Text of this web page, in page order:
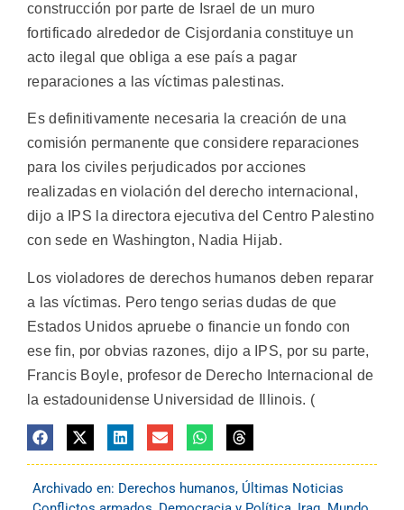
construcción por parte de Israel de un muro
fortificado alrededor de Cisjordania constituye un
acto ilegal que obliga a ese país a pagar
reparaciones a las víctimas palestinas.
Es definitivamente necesaria la creación de una
comisión permanente que considere reparaciones
para los civiles perjudicados por acciones
realizadas en violación del derecho internacional,
dijo a IPS la directora ejecutiva del Centro Palestino
con sede en Washington, Nadia Hijab.
Los violadores de derechos humanos deben reparar
a las víctimas. Pero tengo serias dudas de que
Estados Unidos apruebe o financie un fondo con
ese fin, por obvias razones, dijo a IPS, por su parte,
Francis Boyle, profesor de Derecho Internacional de
la estadounidense Universidad de Illinois. (
Archivado en: Derechos humanos, Últimas Noticias